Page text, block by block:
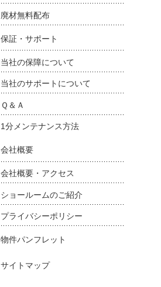
廃材無料配布
保証・サポート
当社の保障について
当社のサポートについて
Ｑ＆Ａ
1分メンテナンス方法
会社概要
会社概要・アクセス
ショールームのご紹介
プライバシーポリシー
物件パンフレット
サイトマップ